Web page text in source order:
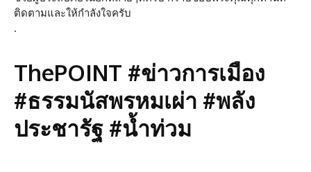
ติดตามและให้กำลังใจครับ
.
ThePOINT #ข่าวการเมือง
#ธรรมนัสพรหมเผ่า #พลัง
ประชารัฐ #น้ำท่วม